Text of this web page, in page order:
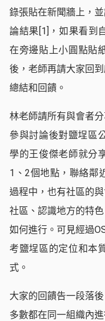
錄張貼在新聞牆上，
論結果 [1] ，如果看到
在旁邊貼上小圓點貼
後，老師再請大家回
總結和回饋。
林老師請所有與會者
參與討論後對鹽埕區
學的王俊傑老師就分
1、2個地點，聯絡鄰
過程中，也有社區的
社區、認識地方的特
如何進行。可見經過
考鹽埕區的定位和本
式。
大家的回饋告一段落
多數都在同一組織內